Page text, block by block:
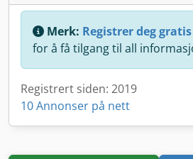
Merk: Registrer deg
for å få tilgang til all
Registrert siden: 2019
10 Annonser på nett